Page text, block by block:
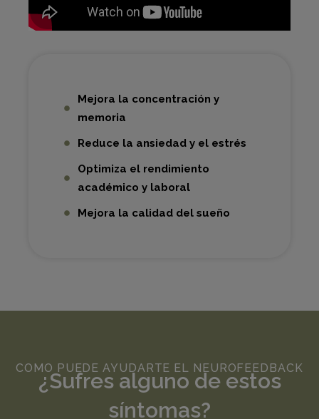
Mejora la concentración y
memoria
Reduce la ansiedad y el estrés
Optimiza el rendimiento
académico y laboral
Mejora la calidad del sueño
COMO PUEDE AYUDARTE EL NEUROFEEDBACK
¿Sufres alguno de estos
síntomas?